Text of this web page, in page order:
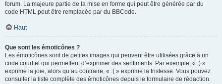
forum. La majeure partie de la mise en forme qui peut être générée par du
code HTML peut être remplacée par du BBCode.
Haut
Que sont les émoticônes ?
Les émoticônes sont de petites images qui peuvent être utilisées grâce à un
code court et qui permettent d’exprimer des sentiments. Par exemple, « :) »
exprime la joie, alors qu’au contraire, « :( » exprime la tristesse. Vous pouvez
consulter la liste complète des émoticônes depuis le formulaire de rédaction.